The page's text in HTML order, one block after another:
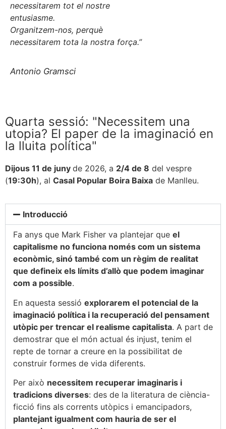
necessitarem tot el nostre
entusiasme.
Organitzem-nos, perquè
necessitarem tota la nostra força.”
Antonio Gramsci
Quarta sessió: "Necessitem una
utopia? El paper de la imaginació en
la lluita política"
Dijous 11 de juny de 2026, a 2/4 de 8 del vespre
(19:30h), al Casal Popular Boira Baixa de Manlleu.
Introducció
Fa anys que Mark Fisher va plantejar que el
capitalisme no funciona només com un sistema
econòmic, sinó també com un règim de realitat
que defineix els límits d’allò que podem imaginar
com a possible.
En aquesta sessió explorarem el potencial de la
imaginació política i la recuperació del pensament
utòpic per trencar el realisme capitalista. A part de
demostrar que el món actual és injust, tenim el
repte de tornar a creure en la possibilitat de
construir formes de vida diferents.
Per això necessitem recuperar imaginaris i
tradicions diverses: des de la literatura de ciència-
ficció fins als corrents utòpics i emancipadors,
plantejant igualment com hauria de ser el